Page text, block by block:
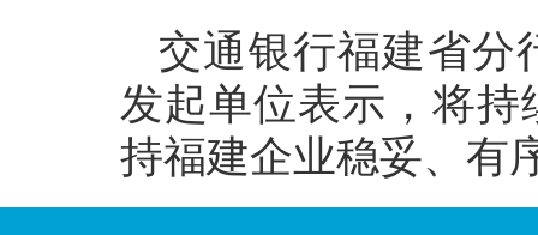
交通银行福建省分
发起单位表示，将
持福建企业稳妥、有